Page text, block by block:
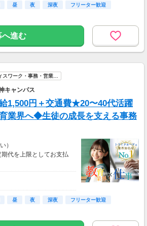
がお給料日☆
昼 夜 深夜 フリーター歓迎
へ進む
スワーク・事務・営業…
キャンパス
1,500円＋交通費★20〜40代活躍
業界へ◆生徒の成長を支える事務
）
代を上限としてお支払
】
がお給料日☆
昼 夜 深夜 フリーター歓迎